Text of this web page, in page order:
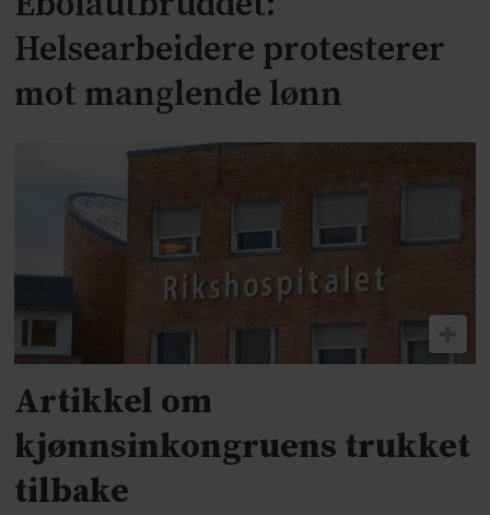
Helsearbeidere protesterer
mot manglende lønn
Artikkel om
kjønnsinkongruens trukket
tilbake